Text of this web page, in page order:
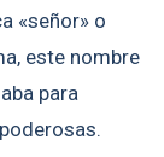
«señor» o
este nombre
para